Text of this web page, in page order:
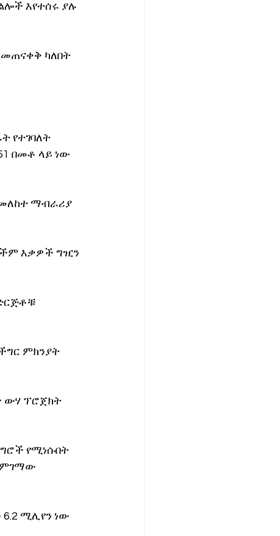
እየተሰሩ ያሉ
ካለበት
የተገባለት
በመቶ ላይ ነው
ማብራሪያ
እቃዎች ግዢን
ምክንያት
ውሃ ፕሮጀክት
የሚነሱበት
ሚሊየን ነው